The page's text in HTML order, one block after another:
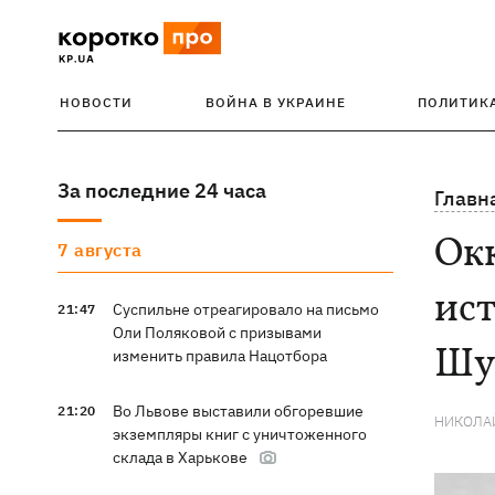
НОВОСТИ ВОЙНА В УКРАИНЕ
За последние 24 часа
7 августа
21:47
Суспильне отреагировало на письмо
Оли Поляковой с призывами
изменить правила Нацотбора
21:20
Во Львове выставили обгоревшие
экземпляры книг с уничтоженного
склада в Харькове